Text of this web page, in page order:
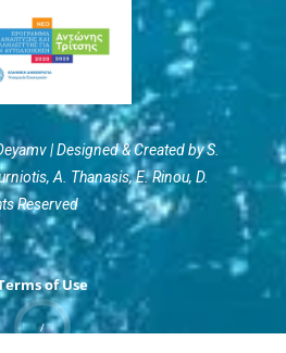
| Designed & Created by S.
Α. Thanasis, E. Rinou, D.
Reserved
of Use
/